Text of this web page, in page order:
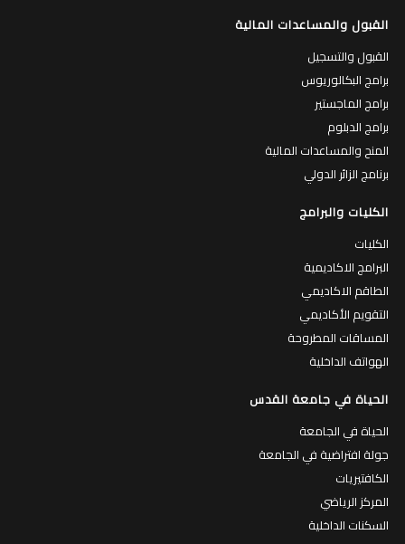
القبول والمساعدات المالية
القبول والتسجيل
برامج البكالوريوس
برامج الماجستير
برامج الدبلوم
المنح والمساعدات المالية
برنامج الزائر الدولي
الكليات والبرامج
الكليات
البرامج الاكاديمية
الطاقم الاكاديمي
التقويم الأكاديمي
المساقات المطروحة
الهواتف الداخلية
الحياة في جامعة القدس
الحياة في الجامعة
جولة افتراضية في الجامعة
الكافتيريات
المركز الرياضي
السكنات الداخلية